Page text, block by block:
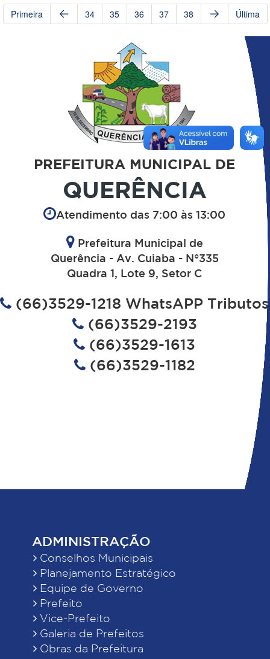
Primeira 34 35 36 37 38 Última
PREFEITURA MUNICIPAL DE
QUERÊNCIA
Atendimento das 7:00 às 13:00
Prefeitura Municipal de
Querência - Av. Cuiaba - N°335
Quadra 1, Lote 9, Setor C
(66)3529-1218 WhatsAPP Tributos
(66)3529-2193
(66)3529-1613
(66)3529-1182
ADMINISTRAÇÃO
Conselhos Municipais
Planejamento Estratégico
Equipe de Governo
Prefeito
Vice-Prefeito
Galeria de Prefeitos
Obras da Prefeitura